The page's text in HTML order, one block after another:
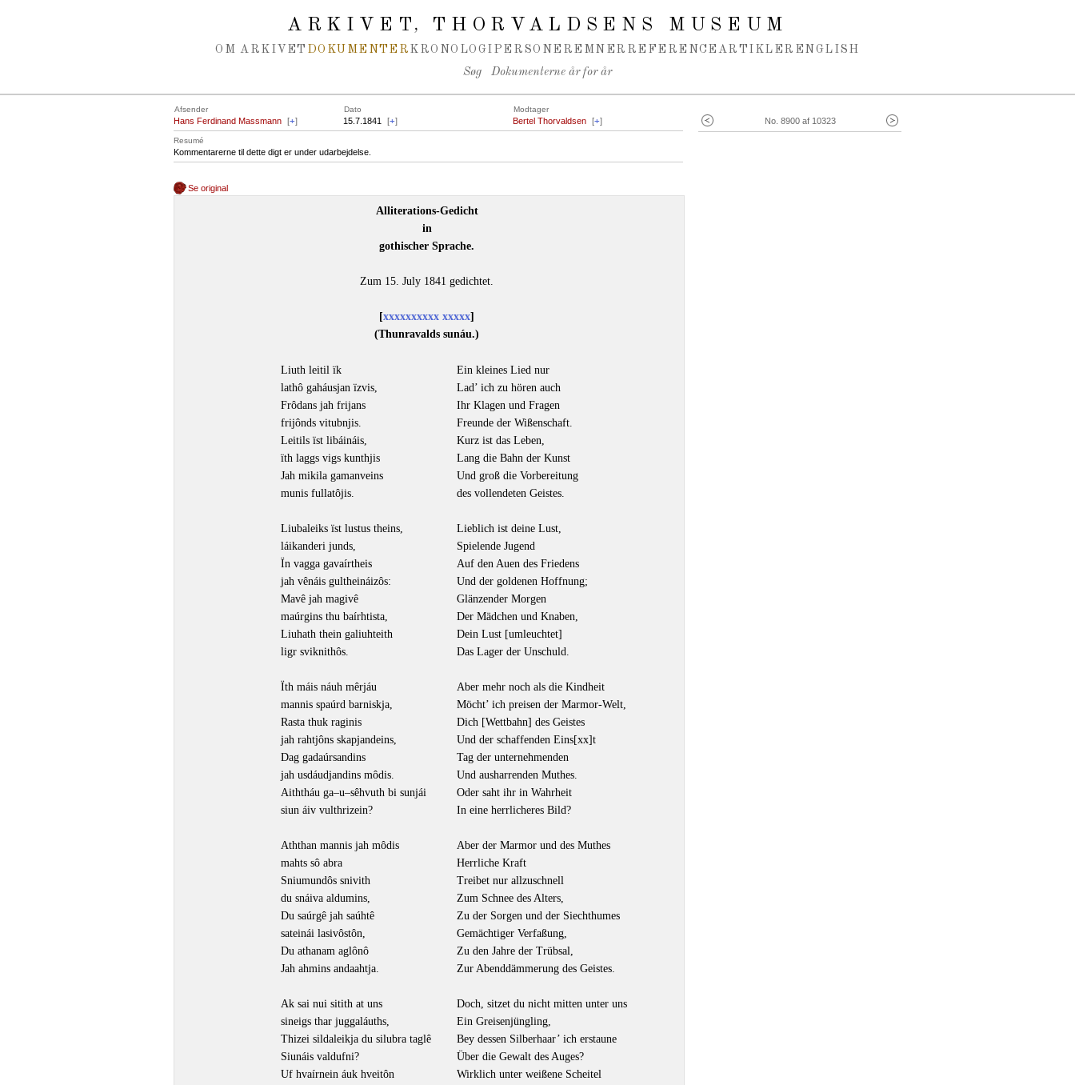
ARKIVET, THORVALDSENS MUSEUM
OM ARKIVET DOKUMENTER KRONOLOGI PERSONER EMNER REFERENCEARTIKLER ENGLISH
Søg Dokumenterne år for år
No. 8900 af 10323
Afsender Dato Modtager
Hans Ferdinand Massmann [+] 15.7.1841 [+] Bertel Thorvaldsen [+]
Resumé
Kommentarerne til dette digt er under udarbejdelse.
Se original
Alliterations-Gedicht
in
gothischer Sprache.
Zum 15. July 1841 gedichtet.
[xxxxxxxxxx xxxxx]
(Thunravalds sunáu.)
Liuth leitil ïk
lathô gaháusjan ïzvis,
Frôdans jah frijans
frijônds vitubnjis.
Leitils ïst libáináis,
ïth laggs vigs kunthjis
Jah mikila gamanveins
munis fullatôjis.
Liubaleiks ïst lustus theins,
láikanderi junds,
Ïn vagga gavaírtheis
jah vênáis gultheináizôs:
Mavê jah magivê
maúrgins thu baírhtista,
Liuhath thein galiuhteith
ligr sviknithôs.
Ïth máis náuh mêrjáu
mannis spaúrd barniskja,
Rasta thuk raginis
jah rahtjôns skapjandeins,
Dag gadaúrsandins
jah usdáudjandins môdis.
Aiththáu ga–u–sêhvuth bi sunjái
siun áiv vulthrizein?
Aththan mannis jah môdis
mahts sô abra
Sniumundôs snivith
du snáiva aldumins,
Du saúrgê jah saúhtê
sateinái lasivôstôn,
Du athanam aglônô
Jah ahmins andaahtja.
Ak sai nui sitith at uns
sineigs thar juggaláuths,
Thizei sildaleikja du silubra taglê
Siunáis valdufni?
Uf hvaírnein áuk hveitôn
Ein kleines Lied nur
Lad’ ich zu hören auch
Ihr Klagen und Fragen
Freunde der Wißenschaft.
Kurz ist das Leben,
Lang die Bahn der Kunst
Und groß die Vorbereitung
des vollendeten Geistes.
Lieblich ist deine Lust,
Spielende Jugend
Auf den Auen des Friedens
Und der goldenen Hoffnung;
Glänzender Morgen
Der Mädchen und Knaben,
Dein Lust [umleuchtet]
Das Lager der Unschuld.
Aber mehr noch als die Kindheit
Möcht’ ich preisen der Marmor-Welt,
Dich [Wettbahn] des Geistes
Und der schaffenden Eins[xx]t
Tag der unternehmenden
Und ausharrenden Muthes.
Oder saht ihr in Wahrheit
In eine herrlicheres Bild?
Aber der Marmor und des Muthes
Herrliche Kraft
Treibet nur allzuschnell
Zum Schnee des Alters,
Zu der Sorgen und der Siechthumes
Gemächtiger Verfaßung,
Zu den Jahre der Trübsal,
Zur Abenddämmerung des Geistes.
Doch, sitzet du nicht mitten unter uns
Ein Greisenjüngling,
Bey dessen Silberhaar’ ich erstaune
Über die Gewalt des Auges?
Wirklich unter weißene Scheitel